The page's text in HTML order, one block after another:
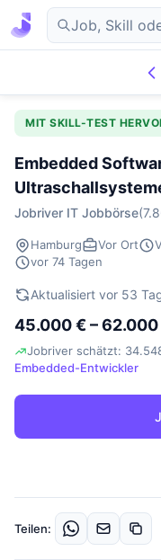
MIT SKILL-TEST
Embedded
Jobriver IT Jobbörse
Hamburg Vor Ort
vor 74 Tagen
Aktualisiert vor 53
45.000 € –
Jobriver schätzt:
Embedded-Entwickler
Teilen: